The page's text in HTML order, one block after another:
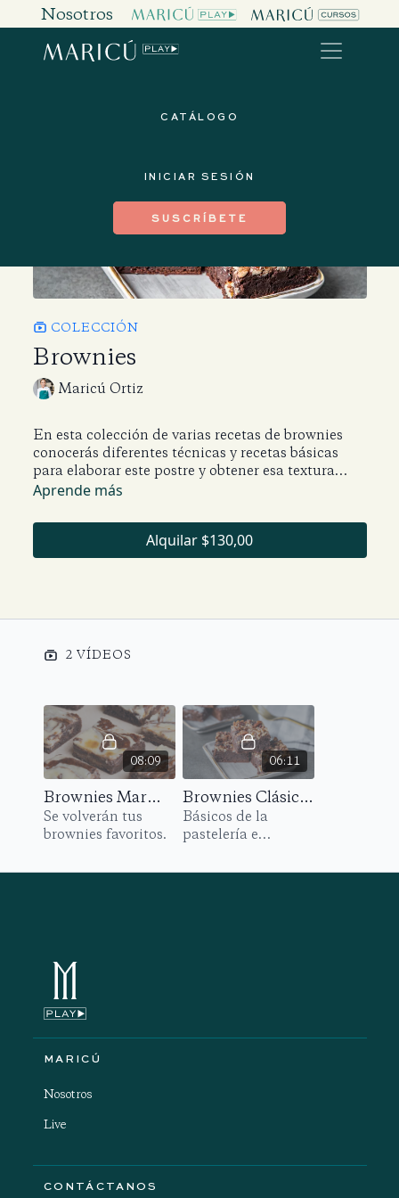
Nosotros
CATÁLOGO
INICIAR SESIÓN
SUSCRÍBETE
COLECCIÓN
Brownies
Maricú Ortiz
En esta colección de varias recetas de brownies
conocerás diferentes técnicas y recetas básicas
para elaborar este postre y obtener esa textura
"fudge", característica inigualable en los brownies,
Aprende más
Alquilar $130,00
2 VÍDEOS
08:09
Brownies Marmoleados
Se volverán tus
brownies favoritos.
06:11
Brownies Clásicos
Básicos de la
pastelería e
brownies.
MARICÚ
Nosotros
Live
CONTÁCTANOS